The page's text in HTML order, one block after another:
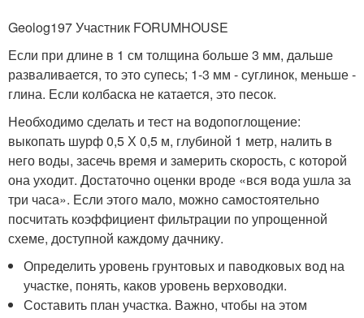
Geolog197 Участник FORUMHOUSE
Если при длине в 1 см толщина больше 3 мм, дальше
разваливается, то это супесь; 1-3 мм - суглинок, меньше -
глина. Если колбаска не катается, это песок.
Необходимо сделать и тест на водопоглощение:
выкопать шурф 0,5 Х 0,5 м, глубиной 1 метр, налить в
него воды, засечь время и замерить скорость, с которой
она уходит. Достаточно оценки вроде «вся вода ушла за
три часа». Если этого мало, можно самостоятельно
посчитать коэффициент фильтрации по упрощенной
схеме, доступной каждому дачнику.
Определить уровень грунтовых и паводковых вод на
участке, понять, каков уровень верховодки.
Составить план участка. Важно, чтобы на этом